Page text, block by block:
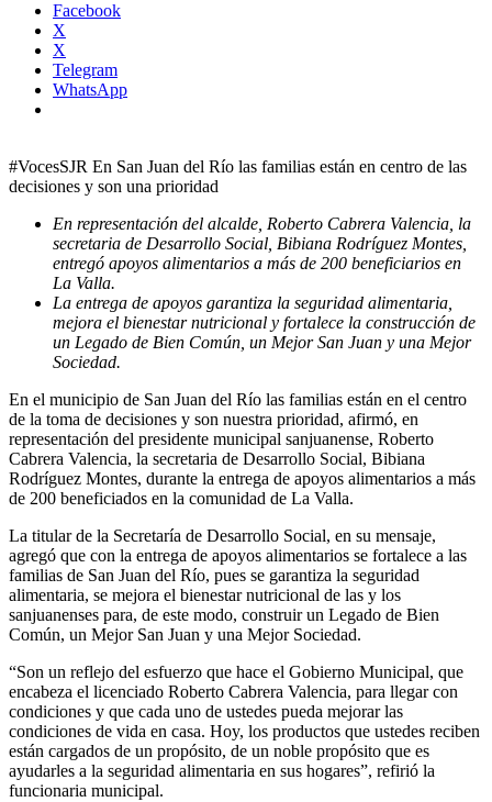
Facebook
X
X
Telegram
WhatsApp
#VocesSJR En San Juan del Río las familias están en centro de las
decisiones y son una prioridad
En representación del alcalde, Roberto Cabrera Valencia, la
secretaria de Desarrollo Social, Bibiana Rodríguez Montes,
entregó apoyos alimentarios a más de 200 beneficiarios en
La Valla.
La entrega de apoyos garantiza la seguridad alimentaria,
mejora el bienestar nutricional y fortalece la construcción de
un Legado de Bien Común, un Mejor San Juan y una Mejor
Sociedad.
En el municipio de San Juan del Río las familias están en el centro
de la toma de decisiones y son nuestra prioridad, afirmó, en
representación del presidente municipal sanjuanense, Roberto
Cabrera Valencia, la secretaria de Desarrollo Social, Bibiana
Rodríguez Montes, durante la entrega de apoyos alimentarios a más
de 200 beneficiados en la comunidad de La Valla.
La titular de la Secretaría de Desarrollo Social, en su mensaje,
agregó que con la entrega de apoyos alimentarios se fortalece a las
familias de San Juan del Río, pues se garantiza la seguridad
alimentaria, se mejora el bienestar nutricional de las y los
sanjuanenses para, de este modo, construir un Legado de Bien
Común, un Mejor San Juan y una Mejor Sociedad.
“Son un reflejo del esfuerzo que hace el Gobierno Municipal, que
encabeza el licenciado Roberto Cabrera Valencia, para llegar con
condiciones y que cada uno de ustedes pueda mejorar las
condiciones de vida en casa. Hoy, los productos que ustedes reciben
están cargados de un propósito, de un noble propósito que es
ayudarles a la seguridad alimentaria en sus hogares”, refirió la
funcionaria municipal.